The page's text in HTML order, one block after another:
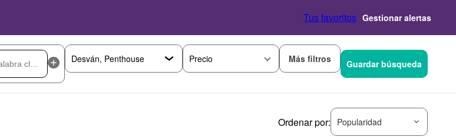
Tus favoritos Gestionar alertas
Precio Más filtros Guardar búsqueda
Ordenar por: Popularidad